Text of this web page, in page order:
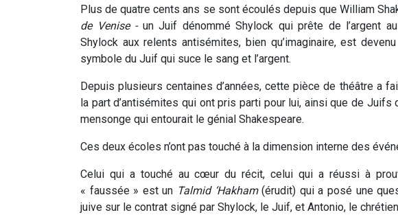
Plus de quatre cents ans se sont écoulés depuis que William
de Venise -un Juif dénommé Shylock qui prête de l’argent
Shylock aux relents antisémites, bien qu’imaginaire, est
symbole du Juif qui suce le sang et l’argent.
Depuis plusieurs centaines d’années, cette pièce de théâtre a
la part d’antisémites qui ont pris parti pour lui, ainsi que de
mensonge qui entourait le génial Shakespeare.
Ces deux écoles n’ont pas touché à la dimension interne des
Celui qui a touché au cœur du récit, celui qui a réussi à
« faussée » est un Talmid ‘Hakham(érudit) qui a posé une
juive sur le contrat signé par Shylock, le Juif, et Antonio, le